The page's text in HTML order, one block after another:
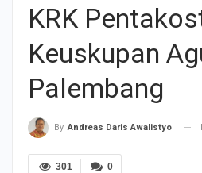
KRK
Keuskupan
Palembang
By Andreas Daris Awalistyo
0
301